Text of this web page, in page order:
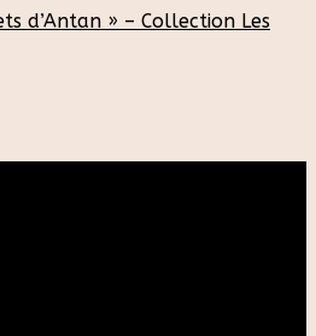
d’Antan » – Collection Les